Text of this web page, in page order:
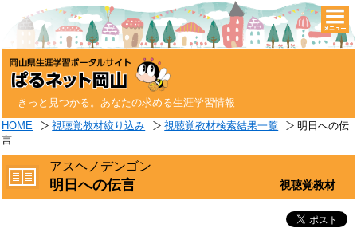
きっと見つかる。あなたの求める生涯学習情報
HOME 視聴覚教材絞り込み 視聴覚教材検索結果一覧
明日への伝
言
アスヘノデンゴン
明日への伝言 視聴覚教材